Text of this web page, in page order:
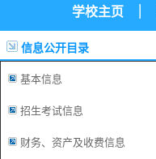
学校主页 |
信息公开目录
基本信息
招生考试信息
财务、资产及收费信息